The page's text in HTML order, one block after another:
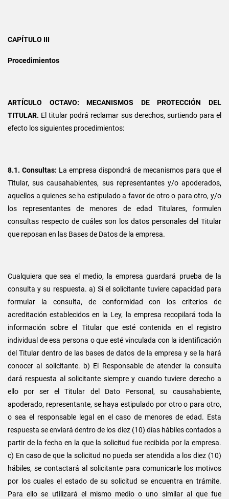
CAPÍTULO III
Procedimientos
ARTÍCULO OCTAVO: MECANISMOS DE PROTECCIÓN DEL
TITULAR. El titular podrá reclamar sus derechos, surtiendo para el
efecto los siguientes procedimientos:
8.1. Consultas: La empresa dispondrá de mecanismos para que el
Titular, sus causahabientes, sus representantes y/o apoderados,
aquellos a quienes se ha estipulado a favor de otro o para otro, y/o
los representantes de menores de edad Titulares, formulen
consultas respecto de cuáles son los datos personales del Titular
que reposan en las Bases de Datos de la empresa.
Cualquiera que sea el medio, la empresa guardará prueba de la
consulta y su respuesta. a) Si el solicitante tuviere capacidad para
formular la consulta, de conformidad con los criterios de
acreditación establecidos en la Ley, la empresa recopilará toda la
información sobre el Titular que esté contenida en el registro
individual de esa persona o que esté vinculada con la identificación
del Titular dentro de las bases de datos de la empresa y se la hará
conocer al solicitante. b) El Responsable de atender la consulta
dará respuesta al solicitante siempre y cuando tuviere derecho a
ello por ser el Titular del Dato Personal, su causahabiente,
apoderado, representante, se haya estipulado por otro o para otro,
o sea el responsable legal en el caso de menores de edad. Esta
respuesta se enviará dentro de los diez (10) días hábiles contados a
partir de la fecha en la que la solicitud fue recibida por la empresa.
c) En caso de que la solicitud no pueda ser atendida a los diez (10)
hábiles, se contactará al solicitante para comunicarle los motivos
por los cuales el estado de su solicitud se encuentra en trámite.
Para ello se utilizará el mismo medio o uno similar al que fue